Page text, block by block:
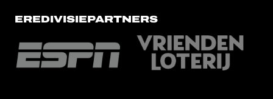
EREDIVISIEPARTNERS